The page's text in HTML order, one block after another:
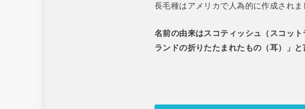
長毛種はアメリカで人為的に作成されま
名前の由来はスコティッシュ（スコッ
ランドの折りたたまれたもの（耳）」と